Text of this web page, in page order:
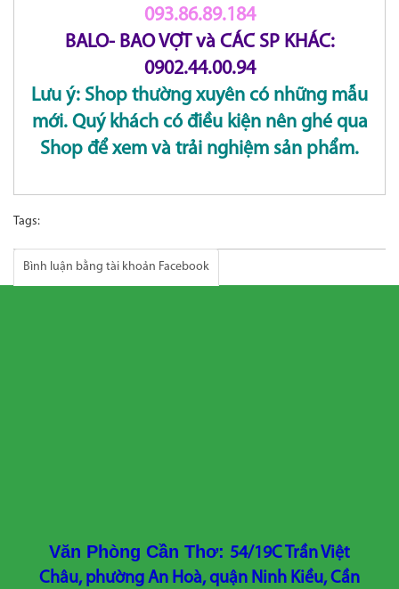
093.86.89.184
BALO- BAO VỢT và CÁC SP KHÁC:
0902.44.00.94
Lưu ý: Shop thường xuyên có những mẫu
mới. Quý khách có điều kiện nên ghé qua
Shop để xem và trải nghiệm sản phẩm.
Tags:
Bình luận bằng tài khoản Facebook
Văn Phòng Cần Thơ: 54/19C Trần Việt
Châu, phường An Hoà, quận Ninh Kiều, Cần